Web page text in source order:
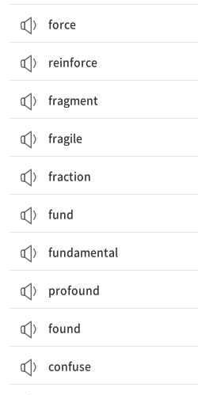
force
reinforce
fragment
fragile
fraction
fund
fundamental
profound
found
confuse